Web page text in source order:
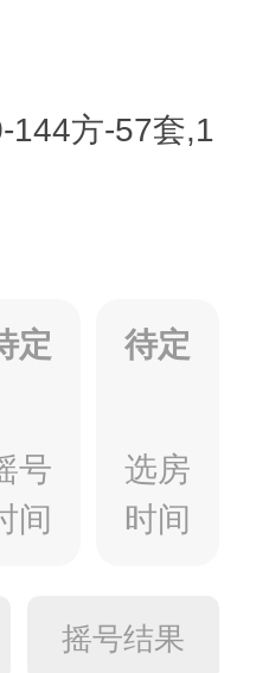
144方-57套,1
定
号
间
待定
选房
时间
摇号结果